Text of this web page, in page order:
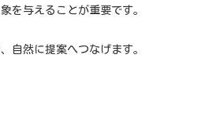
を与えることが重要です。
自然に提案へつなげます。